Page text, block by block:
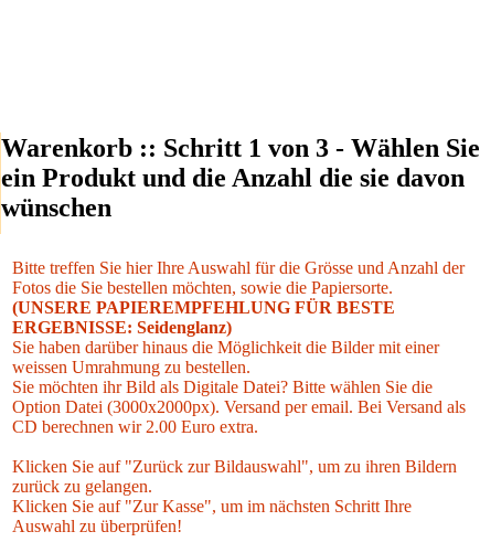
Warenkorb :: Schritt 1 von 3 - Wählen Sie
ein Produkt und die Anzahl die sie davon
wünschen
Bitte treffen Sie hier Ihre Auswahl für die Grösse und Anzahl der
Fotos die Sie bestellen möchten, sowie die Papiersorte.
(UNSERE PAPIEREMPFEHLUNG FÜR BESTE
ERGEBNISSE: Seidenglanz)
Sie haben darüber hinaus die Möglichkeit die Bilder mit einer
weissen Umrahmung zu bestellen.
Sie möchten ihr Bild als Digitale Datei? Bitte wählen Sie die
Option Datei (3000x2000px). Versand per email. Bei Versand als
CD berechnen wir 2.00 Euro extra.
Klicken Sie auf "Zurück zur Bildauswahl", um zu ihren Bildern
zurück zu gelangen.
Klicken Sie auf "Zur Kasse", um im nächsten Schritt Ihre
Auswahl zu überprüfen!